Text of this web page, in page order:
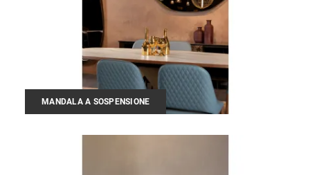
MANDALA A SOSPENSIONE